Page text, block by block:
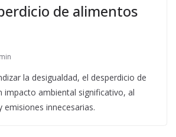
de alimentos
la desigualdad, el desperdicio de
impacto ambiental significativo, al
emisiones innecesarias.